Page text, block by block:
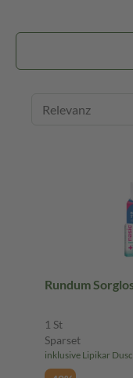
1 St
Sparset
inklusive Lipikar